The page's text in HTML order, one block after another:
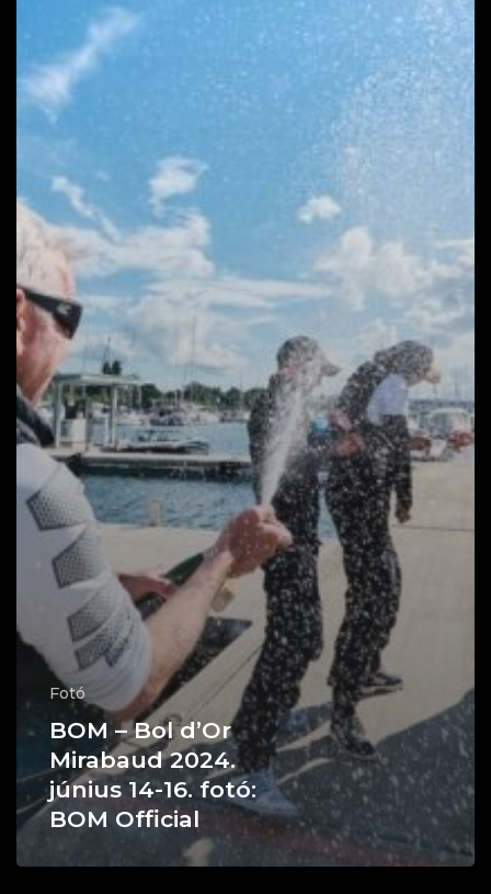
fotó:
BOM
Fotó
BOM – Bol d’Or
Mirabaud 2024.
június 14-16. fotó:
BOM Official